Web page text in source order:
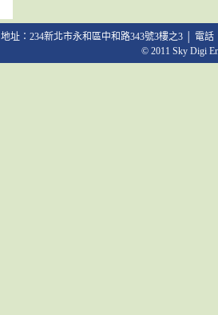
地址：234新北市永和區中和路343號3樓之3 │ 電話
© 2011 Sky Digi